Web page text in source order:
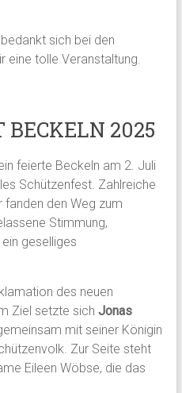
sich bei den
eine tolle Veranstaltung.
BECKELN 2025
feierte Beckeln am 2. Juli
Schützenfest. Zahlreiche
fanden den Weg zum
Stimmung,
geselliges
des neuen
Ziel setzte sich Jonas
mit seiner Königin
Zur Seite steht
Eileen Wöbse, die das